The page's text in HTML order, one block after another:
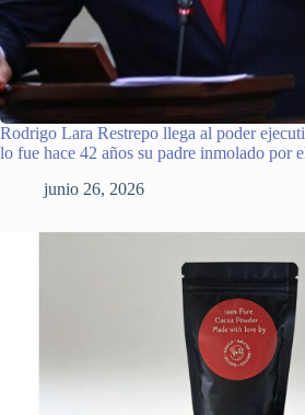
Rodrigo Lara Restrepo llega al poder
lo fue hace 42 años su padre inmolado por
junio 26, 2026